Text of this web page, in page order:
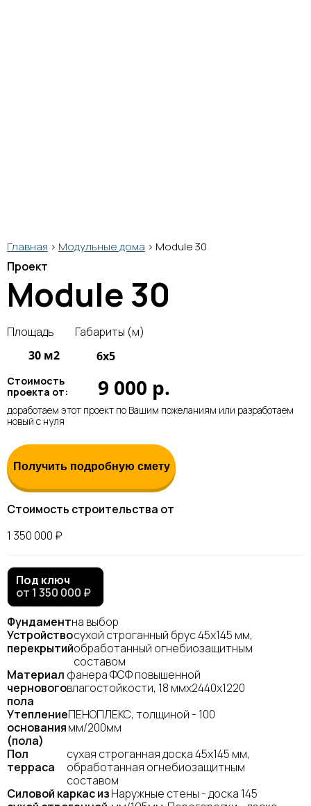
Главная > Модульные дома > Module 30
Проект
Module 30
Площадь
30 м2
Габариты (м)
6x5
Стоимость
проекта от:
9 000 р.
доработаем этот проект по Вашим пожеланиям или разработаем
новый с нуля
Получить подробную смету
Стоимость строительства от
1 350 000 ₽
Под ключ
от 1 350 000 ₽
Фундаментна выбор
Устройство
перекрытий
сухой строганный брус 45х145 мм,
обработанный огнебиозащитным
составом
Материал
чернового
пола
фанера ФСФ повышенной
влагостойкости, 18 ммх2440х1220
Утепление
основания
(пола)
ПЕНОПЛЕКС, толщиной - 100
мм/200мм
Пол
терраса
сухая строганная доска 45х145 мм,
обработанная огнебиозащитным
составом
Силовой каркас изНаружные стены - доска 145